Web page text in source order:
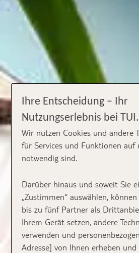
Ihre Entscheidung – Ihr
Nutzungserlebnis bei
Wir nutzen Cookies und andere
für Services und Funktionen auf
notwendig sind.
Darüber hinaus und soweit Sie
„Zustimmen“ auswählen,
bis zu fünf Partner als
Ihrem Gerät setzen, andere
verwenden und
Adresse] von Ihnen erheben